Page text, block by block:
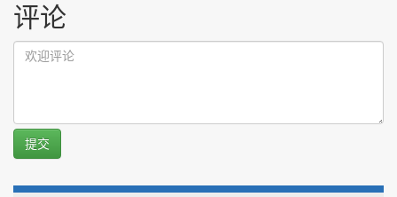
评论
提交